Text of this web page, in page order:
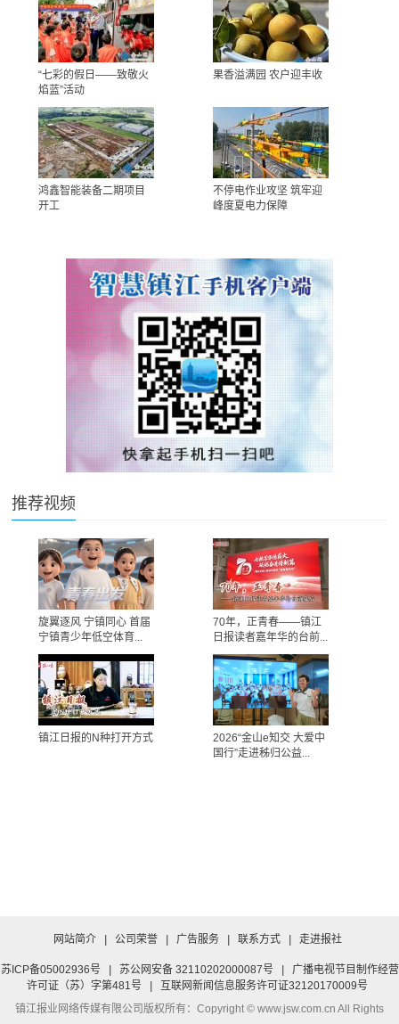
“七彩的假日——致敬火
焰蓝”活动
果香溢满园 农户迎丰收
鸿鑫智能装备二期项目
开工
不停电作业攻坚 筑牢迎
峰度夏电力保障
推荐视频
旋翼逐风 宁镇同心 首届
宁镇青少年低空体育...
70年，正青春——镇江
日报读者嘉年华的台前...
镇江日报的N种打开方式
2026“金山e知交 大爱中
国行”走进秭归公益...
网站简介 | 公司荣誉 | 广告服务 | 联系方式 | 走进报社
苏ICP备05002936号 | 苏公网安备 32110202000087号 |
广播电视节目制作经营
许可证（苏）字第481号
|
互联网新闻信息服务许可证32120170009号
镇江报业网络传媒有限公司版权所有：Copyright © www.jsw.com.cn All Rights